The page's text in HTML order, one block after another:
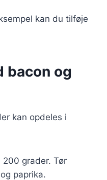
kan du tilføje
bacon og
kan opdeles i
grader. Tør
paprika.